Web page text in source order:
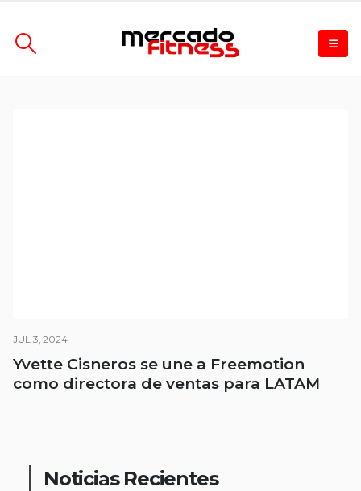
JUL 3, 2024
Yvette Cisneros se une a Freemotion
como directora de ventas para LATAM
Noticias Recientes